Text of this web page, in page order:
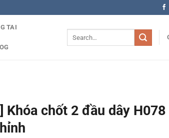
TAI
Khóa chốt 2 đầu dây